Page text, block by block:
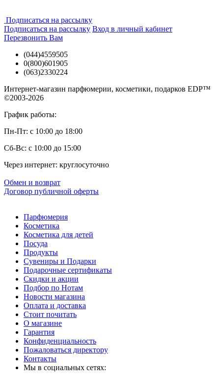
Подписаться на рассылку
Подписаться на рассылку Вход в личный кабинет
Перезвонить Вам
(044)4559505
0(800)601905
(063)2330224
Интернет-магазин парфюмерии, косметики, подарков EDP™
©2003-2026
График работы:
Пн-Пт: с 10:00 до 18:00
Сб-Вс: с 10:00 до 15:00
Через интернет: круглосуточно
Обмен и возврат
Договор публичной оферты
Парфюмерия
Косметика
Косметика для детей
Посуда
Продукты
Сувениры и Подарки
Подарочные сертификаты
Скидки и акции
Подбор по Нотам
Новости магазина
Оплата и доставка
Стоит почитать
О магазине
Гарантия
Конфиденциальность
Пожаловаться директору
Контакты
Мы в социальных сетях: